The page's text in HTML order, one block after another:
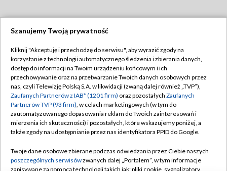
TVP
Abonament TVP
Emisja w TVP
Centrum informacji TVP
Naziemna Telewizja Cyfrowa
Rada Programowa
Regulamin TVP
Polityka prywatności
Moje zgody
Pomoc
Kontakt
Szanujemy Twoją prywatność
Kliknij "Akceptuję i przechodzę do serwisu", aby wyrazić zgody na
korzystanie z technologii automatycznego śledzenia i zbierania danych,
dostęp do informacji na Twoim urządzeniu końcowym i ich
przechowywanie oraz na przetwarzanie Twoich danych osobowych przez
nas, czyli Telewizję Polską S.A. w likwidacji (zwaną dalej również „TVP”),
Zaufanych Partnerów z IAB* (1201 firm) oraz pozostałych Zaufanych
Partnerów TVP (93 firm), w celach marketingowych (w tym do
zautomatyzowanego dopasowania reklam do Twoich zainteresowań i
mierzenia ich skuteczności) i pozostałych, które wskazujemy poniżej, a
także zgody na udostępnianie przez nas identyfikatora PPID do Google.
Twoje dane osobowe zbierane podczas odwiedzania przez Ciebie naszych
poszczególnych serwisówzwanych dalej „Portalem”, w tym informacje
zapisywane za pomocą technologii takich jak: pliki cookie, sygnalizatory